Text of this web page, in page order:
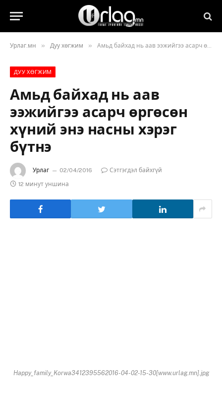
Урлаг.мн » Дуу хөгжим » Амьд байхад нь аав ээжийгээ асарч өргөсөн хүний энэ насны хэрэг бүтнэ
ДУУ ХӨГЖИМ
Амьд байхад нь аав
ээжийгээ асарч өргөсөн
хүний энэ насны хэрэг
бүтнэ
Урлаг 02/04/2016
Сэтгэгдэл байхгүй
12 минут уншина
Happy_family_Korwa3412395562016-04-02-15-30[www.urlag.mn].jpg